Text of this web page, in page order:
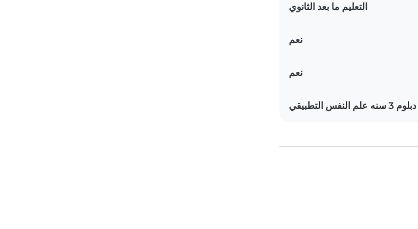
التعليم ما بعد الثانوي
نعم
نعم
دبلوم 3 سنه علم النفس التطبيقي